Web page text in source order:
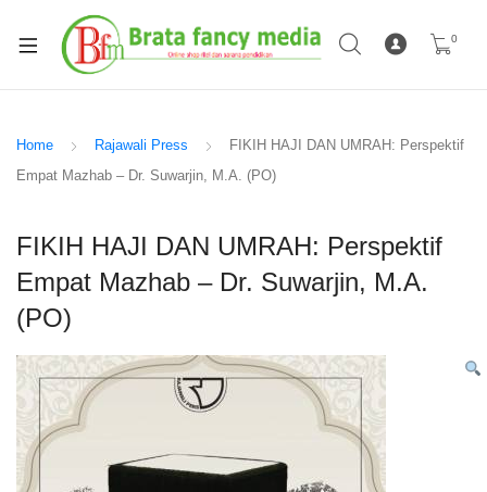
0
Home Rajawali Press
FIKIH HAJI DAN UMRAH: Perspektif
Empat Mazhab – Dr. Suwarjin, M.A. (PO)
FIKIH HAJI DAN UMRAH: Perspektif
Empat Mazhab – Dr. Suwarjin, M.A.
(PO)